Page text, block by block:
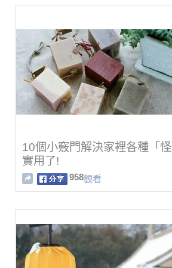
10個小竅門解決家裡各種「
實用了!
958觀看